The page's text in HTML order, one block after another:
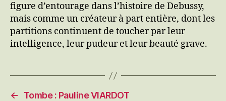
figure d’entourage dans l’histoire de Debussy,
mais comme un créateur à part entière, dont les
partitions continuent de toucher par leur
intelligence, leur pudeur et leur beauté grave.
←
Tombe : Pauline VIARDOT